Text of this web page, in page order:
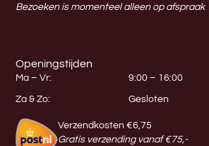
Bezoeken is momenteel alleen op afspraak
Openingstijden
Ma – Vr: 9:00 – 16:00
Za & Zo: Gesloten
Verzendkosten €6,75
Gratis verzending vanaf €75,-